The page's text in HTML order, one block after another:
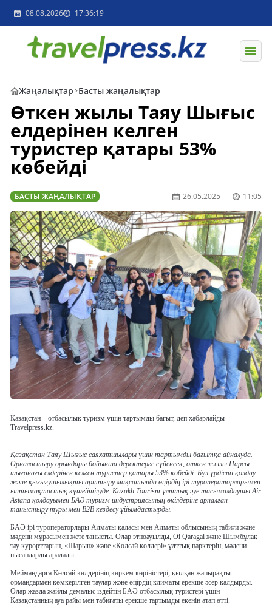
08.08.2026 17:36:19
Жаңалықтар Басты жаңалықтар
Өткен жылы Таяу Шығыс
елдерінен келген
туристер қатары 53%
көбейді
БАСТЫ ЖАҢАЛЫҚТАР 26.05.2025 11:05
Қазақстан – отбасылық туризм үшін тартымды бағыт, деп хабарлайды
Travelpress.kz.
Қазақстан Таяу Шығыс саяхатшылары үшін тартымды бағытқа айналуда.
Орналастыру орындары бойынша деректерге сүйенсек, өткен жылы Парсы
шығанағы елдерінен келген туристер қатары 53% көбейді. Бұл үрдісті қолдау
және қызығушылықты арттыру мақсатында өңірдің ірі туроператорларымен
ынтымақтастық күшейтілуде. Kazakh Tourism ұлттық әуе тасымалдаушы Air
Astana қолдауымен БАӘ туризм индустриясының өкілдеріне арналған
таныстыру туры мен B2B кездесу ұйымдастырды.
БАӘ ірі туроператорлары Алматы қаласы мен Алматы облысының табиғи және
мәдени мұрасымен жете танысты. Олар этноауылды, Oi Qaragai және Шымбұлақ
тау курорттарын, «Шарын» және «Көлсай көлдері» ұлттық парктерін, мәдени
нысандарды аралады.
Меймандарға Көлсай көлдерінің көркем көріністері, қылқан жапырақты
ормандармен көмкерілген таулар және өңірдің климаты ерекше әсер қалдырды.
Олар жазда жайлы демалыс іздейтін БАӘ отбасылық туристері үшін
Қазақстанның ауа райы мен табиғаты ерекше тартымды екенін атап өтті.